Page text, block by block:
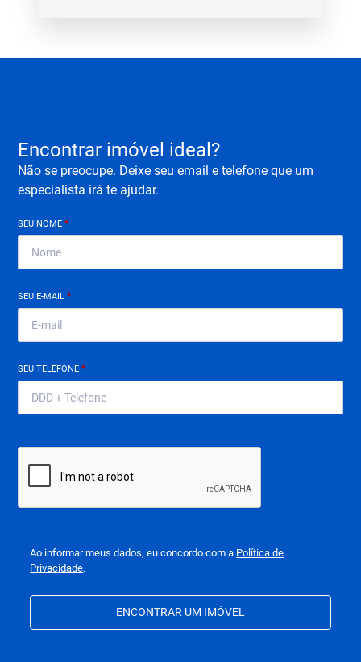
Encontrar imóvel ideal?
Não se preocupe. Deixe seu email e telefone que um
especialista irá te ajudar.
SEU NOME*
SEU E-MAIL*
SEU TELEFONE*
Ao informar meus dados, eu concordo com a Política de
Privacidade.
ENCONTRAR UM IMÓVEL